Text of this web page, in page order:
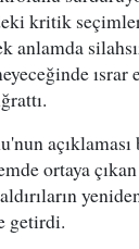
kritik
anlamda
ortaya
getirdi.